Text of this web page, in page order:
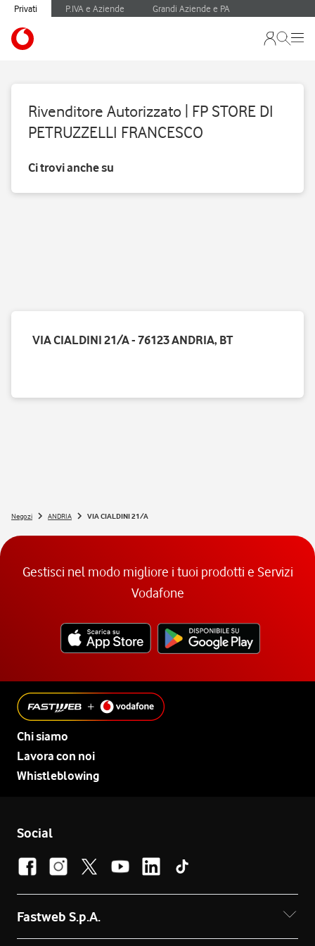
Privati P.IVA e Aziende Grandi Aziende e PA
Rivenditore Autorizzato | FP STORE DI
PETRUZZELLI FRANCESCO
Ci trovi anche su
VIA CIALDINI 21/A - 76123 ANDRIA, BT
Negozi ANDRIA VIA CIALDINI 21/A
Gestisci nel modo migliore i tuoi prodotti e Servizi
Vodafone
Chi siamo
Lavora con noi
Whistleblowing
Social
Fastweb S.p.A.